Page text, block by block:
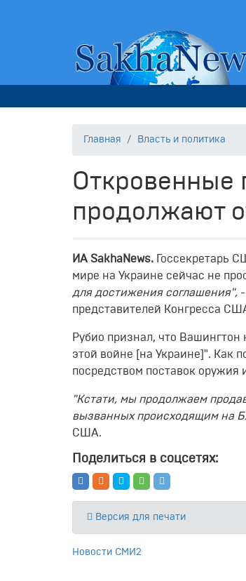
Главная Власть и политика
Откровенные
продолжают
ИА SakhaNews. Госсекретарь
мире на Украине сейчас не
для достижения соглашения",
представителей Конгресса
Рубио признал, что Вашингтон
этой войне [на Украине]". Как
посредством поставок оружия
"Кстати, мы продолжаем
вызванных происходящим на
США.
Поделиться в соцсетях:
Версия для печати
Новости СМИ2